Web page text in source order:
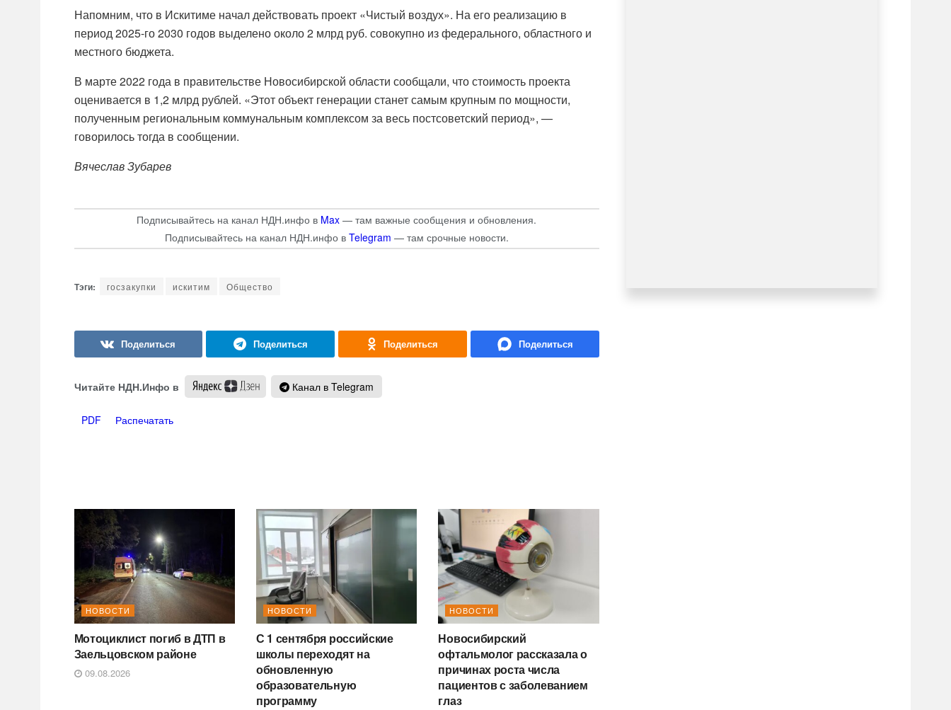
Напомним, что в Искитиме начал действовать проект «Чистый воздух». На его реализацию в
период 2025-го 2030 годов выделено около 2 млрд руб. совокупно из федерального, областного и
местного бюджета.
В марте 2022 года в правительстве Новосибирской области сообщали, что стоимость проекта
оценивается в 1,2 млрд рублей. «Этот объект генерации станет самым крупным по мощности,
полученным региональным коммунальным комплексом за весь постсоветский период», —
говорилось тогда в сообщении.
Вячеслав Зубарев
Подписывайтесь на канал НДН.инфо в Max — там важные сообщения и обновления.
Подписывайтесь на канал НДН.инфо в Telegram — там срочные новости.
госзакупки искитим Общество
Читайте НДН.Инфо в Канал в Telegram
PDF Распечатать
НОВОСТИ
Мотоциклист погиб в ДТП в
Заельцовском районе
09.08.2026
НОВОСТИ
С 1 сентября российские
школы переходят на
обновленную
образовательную
программу
НОВОСТИ
Новосибирский
офтальмолог рассказала о
причинах роста числа
пациентов с заболеванием
глаз